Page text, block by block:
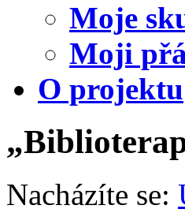
Moje
Moji
O projektu
Nacházíte se: